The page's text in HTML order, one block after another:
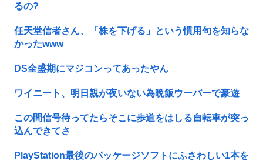
るの?
任天堂信者さん、「株を下げる」という慣用句を知らな
かったwww
DS全盛期にマジコンってあったやん
ワイニート、明日親が夜いない為晩飯ウーバーで豪遊
この間信号待ってたらそこに歩道をはしる自転車が突っ
込んできてさ
PlayStation最後のパッケージソフトにふさわしい1本を